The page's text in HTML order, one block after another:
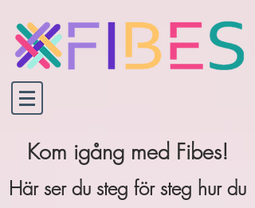
Kom igång med Fibes!
Här ser du steg för steg hur du